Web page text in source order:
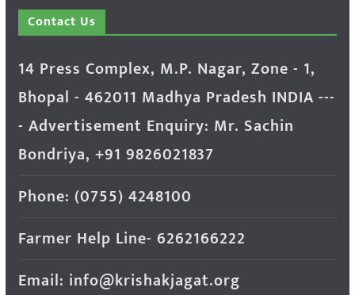
Contact Us
14 Press Complex, M.P. Nagar, Zone - 1,
Bhopal - 462011 Madhya Pradesh INDIA ---
- Advertisement Enquiry: Mr. Sachin
Bondriya, +91 9826021837
Phone: (0755) 4248100
Farmer Help Line- 6262166222
Email: info@krishakjagat.org